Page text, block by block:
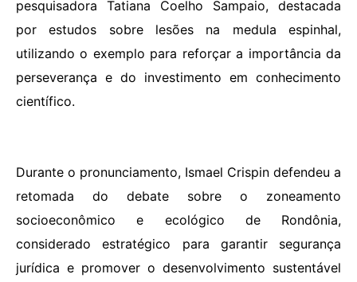
pesquisadora Tatiana Coelho Sampaio, destacada
por estudos sobre lesões na medula espinhal,
utilizando o exemplo para reforçar a importância da
perseverança e do investimento em conhecimento
científico.
Durante o pronunciamento, Ismael Crispin defendeu a
retomada do debate sobre o zoneamento
socioeconômico e ecológico de Rondônia,
considerado estratégico para garantir segurança
jurídica e promover o desenvolvimento sustentável